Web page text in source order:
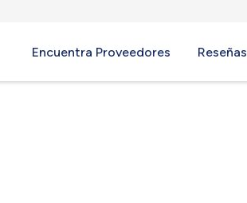
Encuentra Proveedores Reseñas